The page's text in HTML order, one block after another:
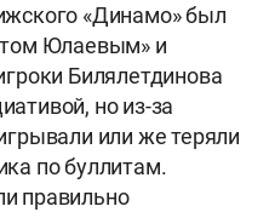
«Динамо» был
Юлаевым» и
Билялетдинова
но из-за
или же теряли
по буллитам.
правильно